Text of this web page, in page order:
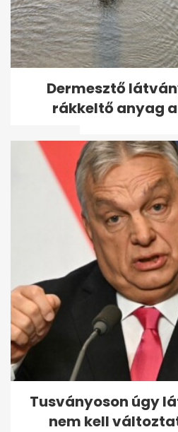
A
csillárjai ma
százezreket
Őszirózsa a
végén indul,
színét
Dermesztő
rákkeltő anyag
Tusványoson úgy
nem kell